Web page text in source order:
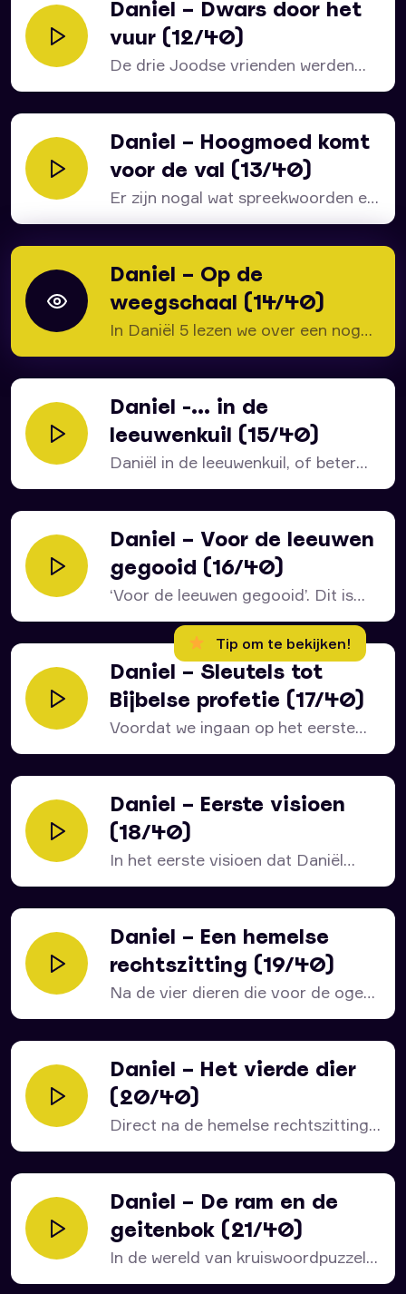
Daniel – Dwars door het
vuur (12/40)
De drie Joodse vrienden werden
weliswaar in de vuuroven...
Daniel – Hoogmoed komt
voor de val (13/40)
Er zijn nogal wat spreekwoorden en
gezegden ontleend aan...
Daniel – Op de
weegschaal (14/40)
In Daniël 5 lezen we over een nogal
uit...
Daniel -… in de
leeuwenkuil (15/40)
Daniël in de leeuwenkuil, of beter
gezegd: wat daaraan...
Daniel – Voor de leeuwen
gegooid (16/40)
‘Voor de leeuwen gegooid’. Dit is
voor ons een...
Tip om te bekijken!
Daniel – Sleutels tot
Bijbelse profetie (17/40)
Voordat we ingaan op het eerste
visioen waarin Daniël...
Daniel – Eerste visioen
(18/40)
In het eerste visioen dat Daniël
ontvangt, wordt hij...
Daniel – Een hemelse
rechtszitting (19/40)
Na de vier dieren die voor de ogen
van...
Daniel – Het vierde dier
(20/40)
Direct na de hemelse rechtszitting
ziet Daniël het voor...
Daniel – De ram en de
geitenbok (21/40)
In de wereld van kruiswoordpuzzels,
sudoku’s en woordzoekers zijn...